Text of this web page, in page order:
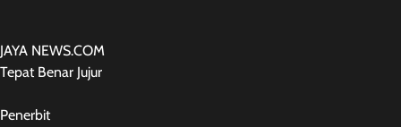
JAYA NEWS.COM
Tepat Benar Jujur
Penerbit